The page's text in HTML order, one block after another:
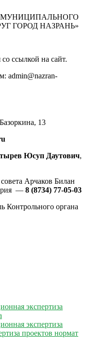
МУНИЦИПАЛЬНОГО
ГОРОД НАЗРАНЬ»
ссылкой на сайт.
admin@nazran-
13
Юсуп Даутович,
Арчаков Билан
— 8 (8734) 77-05-03
Контрольного органа
экспертиза
экспертиза
проектов нормат